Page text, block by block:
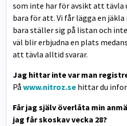
som inte har för avsikt att tävla
bara för att. Vi får lägga en
bara ställer sig på listan och
väl blir erbjudna en plats
att tävla alltid svarar.
Jag hittar inte var man
På www.nitroz.se hittar du
Får jag själv överlåta min
jag får skoskav vecka 28?